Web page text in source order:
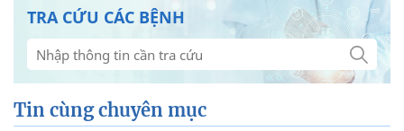
TRA CỨU CÁC BỆNH
Tin cùng chuyên mục